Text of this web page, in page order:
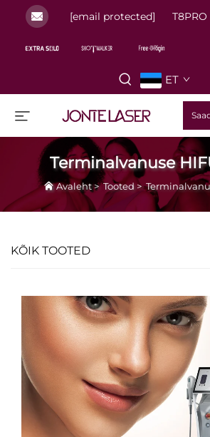
[email protected] T8PRO
ET
Terminalvanuse
Avaleht>Tooted>
KÕIK TOOTED